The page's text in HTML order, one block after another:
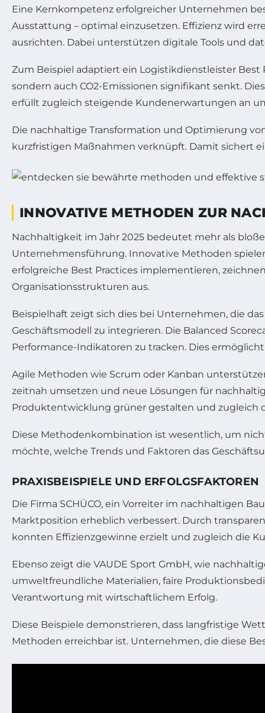
Eine Kernkompetenz erfolgreicher Unternehmen
Ausstattung – optimal einzusetzen. Effizienz wird
ausrichten. Dabei unterstützen digitale Tools und
Zum Beispiel adaptiert ein Logistikdienstleister
sondern auch CO2-Emissionen signifikant senkt.
erfüllt zugleich steigende Kundenerwartungen an
Die nachhaltige Transformation und Optimierung
kurzfristigen Maßnahmen verknüpft. Damit sichert
INNOVATIVE METHODEN ZUR
Nachhaltigkeit im Jahr 2025 bedeutet mehr als
Unternehmensführung. Innovative Methoden
erfolgreiche Best Practices implementieren,
Organisationsstrukturen aus.
Beispielhaft zeigt sich dies bei Unternehmen, die
Geschäftsmodell zu integrieren. Die Balanced
Performance-Indikatoren zu tracken. Dies
Agile Methoden wie Scrum oder Kanban
zeitnah umsetzen und neue Lösungen für
Produktentwicklung grüner gestalten und zugleich
Diese Methodenkombination ist wesentlich, um
möchte, welche Trends und Faktoren das
PRAXISBEISPIELE UND ERFOLGSFAKTOREN
Die Firma SCHÜCO, ein Vorreiter im nachhaltigen
Marktposition erheblich verbessert. Durch
konnten Effizienzgewinne erzielt und zugleich die
Ebenso zeigt die VAUDE Sport GmbH, wie
umweltfreundliche Materialien, faire
Verantwortung mit wirtschaftlichem Erfolg.
Diese Beispiele demonstrieren, dass langfristige
Methoden erreichbar ist. Unternehmen, die diese